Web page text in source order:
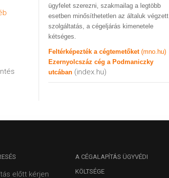
ügyfelet szerezni, szakmailag a legtöbb
esetben minősíthetetlen az általuk végzett
szolgáltatás, a cégeljárás kimenetele
kétséges.
Feltérképezték a cégtemetőket (mno.hu)
Ezernyolcszáz cég a Podmaniczky
utcában (index.hu)
előtt kérjen
A CÉGALAPÍTÁS ÜGYVÉDI
KÖLTSÉGE